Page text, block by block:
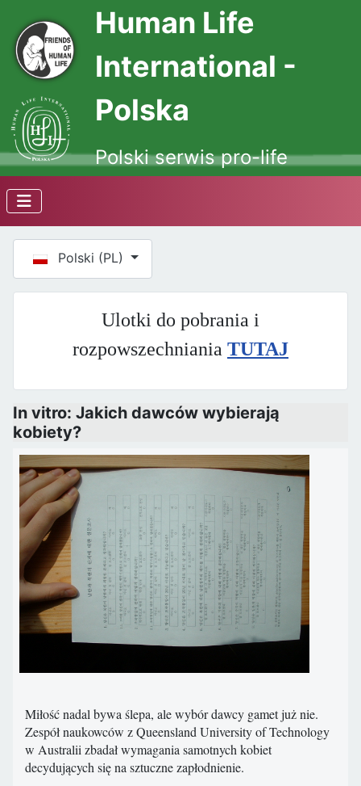
Human Life
International -
Polska
Polski serwis pro-life
Wybierz swój język
Polski (PL)
Ulotki do pobrania i
rozpowszechniania TUTAJ
In vitro: Jakich dawców wybierają
kobiety?
Miłość nadal bywa ślepa, ale wybór dawcy gamet już nie.
Zespół naukowców z Queensland University of Technology
w Australii zbadał wymagania samotnych kobiet
decydujących się na sztuczne zapłodnienie.